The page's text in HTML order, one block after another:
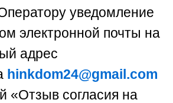
уведомление
электронной почты на
адрес
hinkdom24@gmail.com
«Отзыв согласия на